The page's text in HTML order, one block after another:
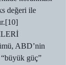
değeri ile
ABD’nin
güç”